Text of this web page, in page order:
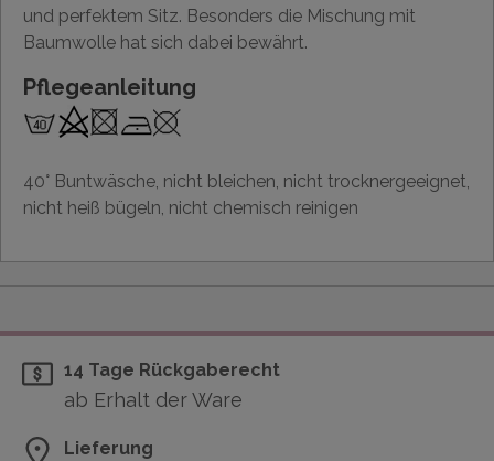
und perfektem Sitz. Besonders die Mischung mit
Baumwolle hat sich dabei bewährt.
Pflegeanleitung
40° Buntwäsche, nicht bleichen, nicht trocknergeeignet,
nicht heiß bügeln, nicht chemisch reinigen
14 Tage Rückgaberecht
ab Erhalt der Ware
Lieferung